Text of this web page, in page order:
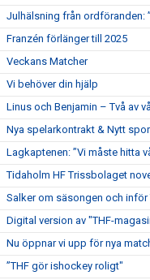
Julhälsning från ordföranden:
Franzén förlänger till 2025
Veckans Matcher
Vi behöver din hjälp
Linus och Benjamin – Två av
Nya spelarkontrakt & Nytt
Lagkaptenen: ”Vi måste hitta
Tidaholm HF Trissbolaget
Salker om säsongen och inför
Digital version av "THF-
Nu öppnar vi upp för nya
”THF gör ishockey roligt"